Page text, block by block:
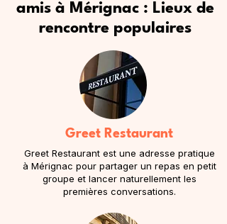
amis à Mérignac : Lieux de
rencontre populaires
Greet Restaurant
Greet Restaurant est une adresse pratique
à Mérignac pour partager un repas en petit
groupe et lancer naturellement les
premières conversations.